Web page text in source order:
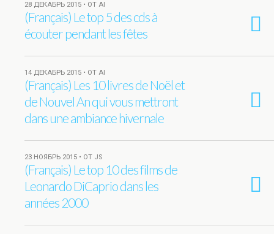
28 ДЕКАБРЬ 2015 • ОТ AI
(Français) Le top 5 des cds à
écouter pendant les fêtes
14 ДЕКАБРЬ 2015 • ОТ AI
(Français) Les 10 livres de Noël et
de Nouvel An qui vous mettront
dans une ambiance hivernale
23 НОЯБРЬ 2015 • ОТ JS
(Français) Le top 10 des films de
Leonardo DiCaprio dans les
années 2000